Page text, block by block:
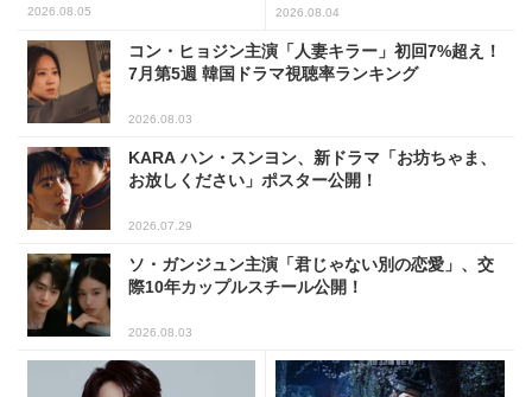
2026.08.05 2026.08.04
コン・ヒョジン主演「人妻キラー」初回7%超え！
7月第5週 韓国ドラマ視聴率ランキング
2026.08.03
KARA ハン・スンヨン、新ドラマ「お坊ちゃま、
お放しください」ポスター公開！
2026.07.29
ソ・ガンジュン主演「君じゃない別の恋愛」、交
際10年カップルスチール公開！
2026.08.03